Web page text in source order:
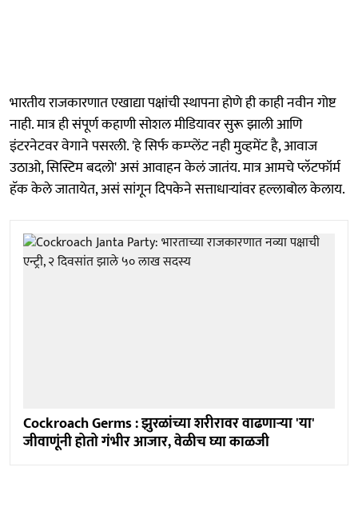
भारतीय राजकारणात एखाद्या पक्षांची स्थापना होणे ही काही नवीन गोष्ट
नाही. मात्र ही संपूर्ण कहाणी सोशल मीडियावर सुरू झाली आणि
इंटरनेटवर वेगाने पसरली. 'हे सिर्फ कम्प्लेंट नही मुव्हमेंट है, आवाज
उठाओ, सिस्टिम बदलो' असं आवाहन केलं जातंय. मात्र आमचे प्लॅटफॉर्म
हॅक केले जातायेत, असं सांगून दिपकेने सत्ताधाऱ्यांवर हल्लाबोल केलाय.
Cockroach Germs : झुरळांच्या शरीरावर वाढणाऱ्या 'या'
जीवाणूंनी होतो गंभीर आजार, वेळीच घ्या काळजी